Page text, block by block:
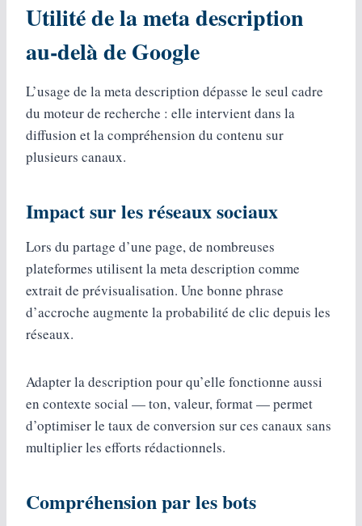
Utilité de la meta description
au‑delà de Google
L’usage de la meta description dépasse le seul cadre
du moteur de recherche : elle intervient dans la
diffusion et la compréhension du contenu sur
plusieurs canaux.
Impact sur les réseaux sociaux
Lors du partage d’une page, de nombreuses
plateformes utilisent la meta description comme
extrait de prévisualisation. Une bonne phrase
d’accroche augmente la probabilité de clic depuis les
réseaux.
Adapter la description pour qu’elle fonctionne aussi
en contexte social — ton, valeur, format — permet
d’optimiser le taux de conversion sur ces canaux sans
multiplier les efforts rédactionnels.
Compréhension par les bots